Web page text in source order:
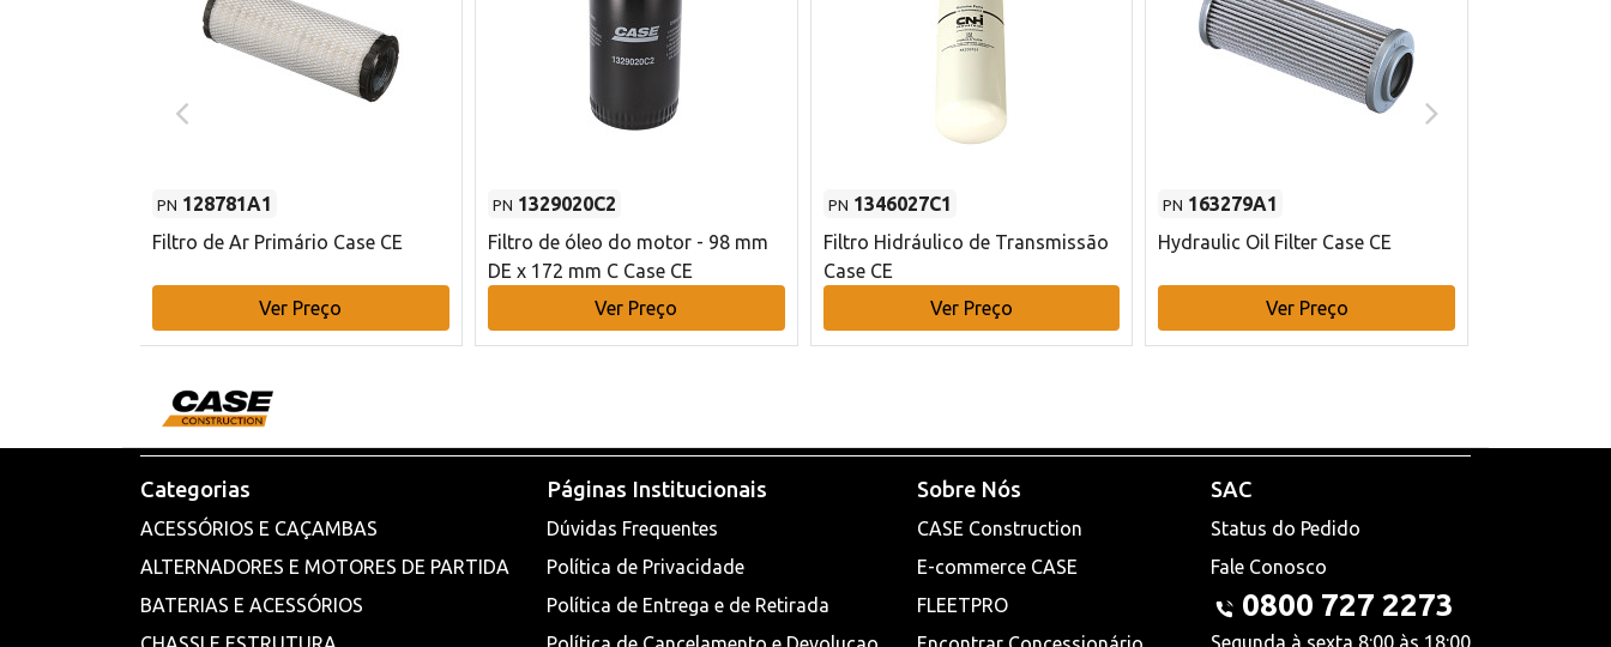
PN 128781A1
Filtro de Ar Primário Case CE
Ver Preço
PN 1329020C2
Filtro de óleo do motor - 98 mm
DE x 172 mm C Case CE
Ver Preço
PN 1346027C1
Filtro Hidráulico de Transmissão
Case CE
Ver Preço
PN 163279A1
Hydraulic Oil Filter Case CE
Ver Preço
Categorias
ACESSÓRIOS E CAÇAMBAS
ALTERNADORES E MOTORES DE PARTIDA
BATERIAS E ACESSÓRIOS
Páginas Institucionais
Dúvidas Frequentes
Política de Privacidade
Política de Entrega e de Retirada
Sobre Nós
CASE Construction
E-commerce CASE
FLEETPRO
SAC
Status do Pedido
Fale Conosco
0800 727 2273
Segunda à sexta 8:00 às 18:00